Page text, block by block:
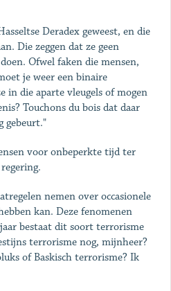
Deradex geweest, en die
Die zeggen dat ze geen
Ofwel faken die mensen,
je weer een binaire
in die aparte vleugels of mogen
Touchons du bois dat daar
gebeurt."
voor onbeperkte tijd ter
nemen over occasionele
kan. Deze fenomenen
bestaat dit soort terrorisme
terrorisme nog, mijnheer?
of Baskisch terrorisme? Ik